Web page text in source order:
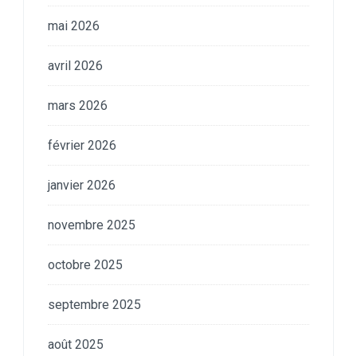
mai 2026
avril 2026
mars 2026
février 2026
janvier 2026
novembre 2025
octobre 2025
septembre 2025
août 2025